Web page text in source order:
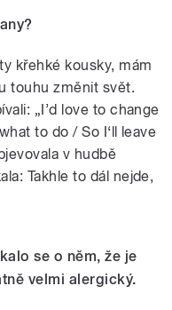
křehké kousky, mám
touhu změnit svět.
„I’d love to change
to do / So I‘ll leave
v hudbě
Takhle to dál nejde,
se o něm, že je
velmi alergický.